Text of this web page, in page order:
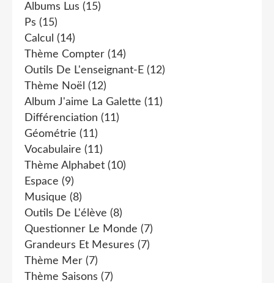
Albums Lus (15)
Ps (15)
Calcul (14)
Thème Compter (14)
Outils De L'enseignant-E (12)
Thème Noël (12)
Album J'aime La Galette (11)
Différenciation (11)
Géométrie (11)
Vocabulaire (11)
Thème Alphabet (10)
Espace (9)
Musique (8)
Outils De L'élève (8)
Questionner Le Monde (7)
Grandeurs Et Mesures (7)
Thème Mer (7)
Thème Saisons (7)